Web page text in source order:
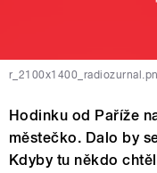
Hodinku od Paříže
městečko. Dalo by
Kdyby tu někdo